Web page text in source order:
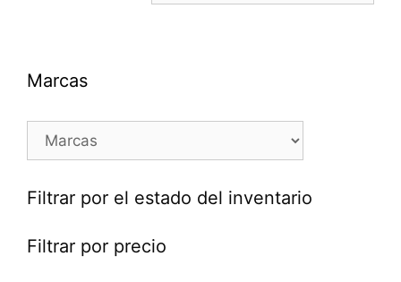
Marcas
Filtrar por el estado del inventario
Filtrar por precio